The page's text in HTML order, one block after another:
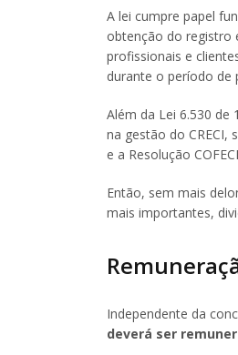
A lei cumpre papel
obtenção do registro
profissionais e
durante o período de
Além da Lei 6.530
na gestão do CRECI,
e a Resolução
Então, sem mais
mais importantes,
Independente da
deverá ser